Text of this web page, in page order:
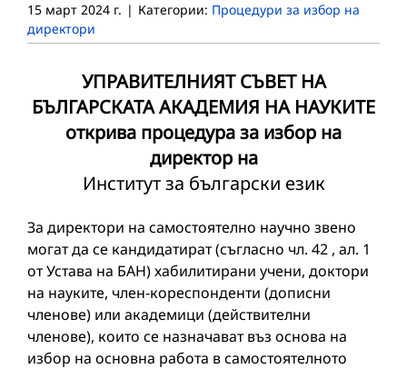
15 март 2024 г. | Категории: Процедури за избор на
директори
УПРАВИТЕЛНИЯТ СЪВЕТ НА
БЪЛГАРСКАТА АКАДЕМИЯ НА НАУКИТЕ
открива процедура за избор на
директор на
Институт за български език
За директори на самостоятелно научно звено
могат да се кандидатират (съгласно чл. 42 , ал. 1
от Устава на БАН) хабилитирани учени, доктори
на науките, член-кореспонденти (дописни
членове) или академици (действителни
членове), които се назначават въз основа на
избор на основна работа в самостоятелното